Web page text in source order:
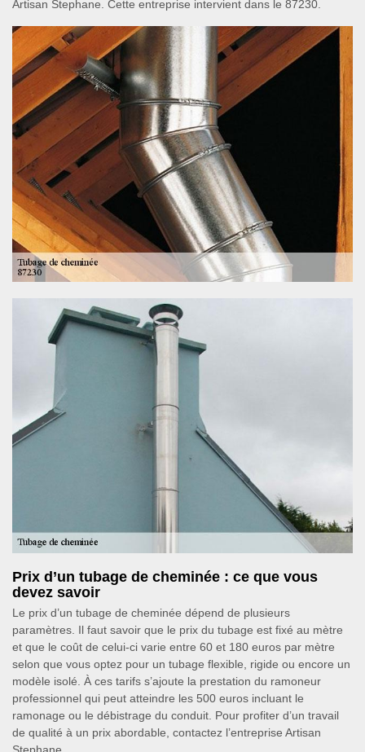
Artisan Stephane. Cette entreprise intervient dans le 87230.
Prix d’un tubage de cheminée : ce que vous
devez savoir
Le prix d’un tubage de cheminée dépend de plusieurs
paramètres. Il faut savoir que le prix du tubage est fixé au mètre
et que le coût de celui-ci varie entre 60 et 180 euros par mètre
selon que vous optez pour un tubage flexible, rigide ou encore un
modèle isolé. À ces tarifs s’ajoute la prestation du ramoneur
professionnel qui peut atteindre les 500 euros incluant le
ramonage ou le débistrage du conduit. Pour profiter d’un travail
de qualité à un prix abordable, contactez l’entreprise Artisan